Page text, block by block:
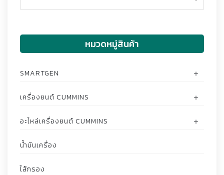
หมวดหมู่สินค้า
SMARTGEN
เครื่องยนต์ CUMMINS
อะไหล่เครื่องยนต์ CUMMINS
น้ำมันเครื่อง
ไส้กรอง